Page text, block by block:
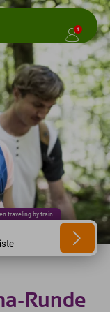
1
traveling by train
Runde